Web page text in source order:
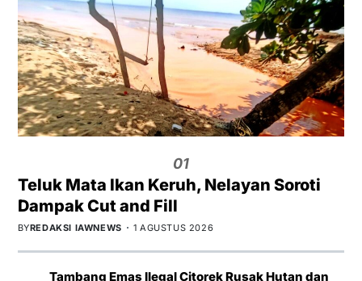
01
Teluk Mata Ikan Keruh, Nelayan Soroti
Dampak Cut and Fill
BYREDAKSI IAWNEWS 1 AGUSTUS 2026
Tambang Emas Ilegal Citorek Rusak Hutan dan